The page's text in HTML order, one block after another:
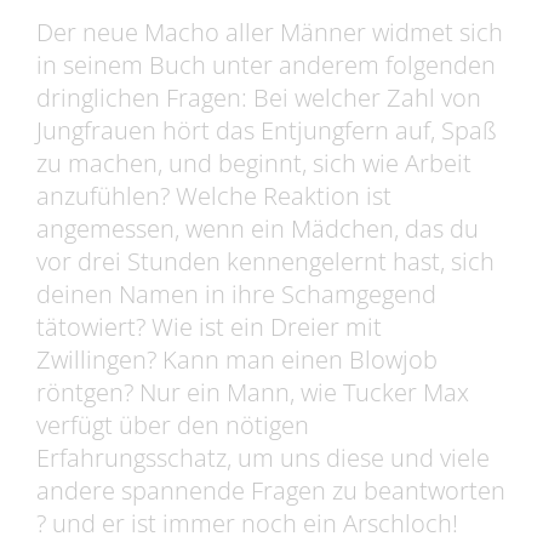
Der neue Macho aller Männer widmet sich
in seinem Buch unter anderem folgenden
dringlichen Fragen: Bei welcher Zahl von
Jungfrauen hört das Entjungfern auf, Spaß
zu machen, und beginnt, sich wie Arbeit
anzufühlen? Welche Reaktion ist
angemessen, wenn ein Mädchen, das du
vor drei Stunden kennengelernt hast, sich
deinen Namen in ihre Schamgegend
tätowiert? Wie ist ein Dreier mit
Zwillingen? Kann man einen Blowjob
röntgen? Nur ein Mann, wie Tucker Max
verfügt über den nötigen
Erfahrungsschatz, um uns diese und viele
andere spannende Fragen zu beantworten
? und er ist immer noch ein Arschloch!